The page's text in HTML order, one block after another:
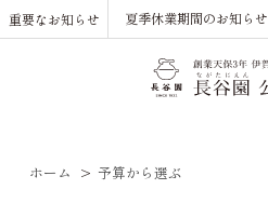
重要なお知らせ 夏季休業期間のお知らせ
ホーム > 予算から選ぶ